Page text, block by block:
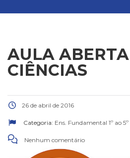
AULA
CIÊNCIAS
26 de abril de 2016
Categoria: Ens. Fundamental 1º ao
Nenhum comentário